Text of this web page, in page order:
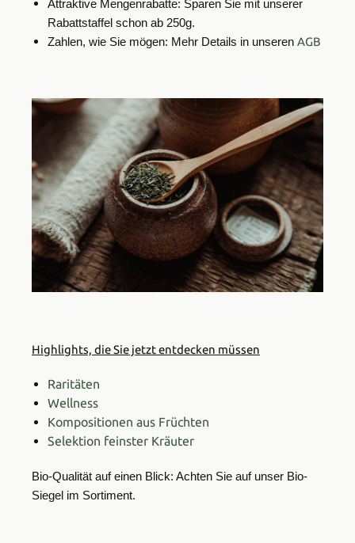
Attraktive Mengenrabatte: Sparen Sie mit unserer
Rabattstaffel schon ab 250g.
Zahlen, wie Sie mögen: Mehr Details in unseren AGB
Highlights, die Sie jetzt entdecken müssen
Raritäten
Wellness
Kompositionen aus Früchten
Selektion feinster Kräuter
Bio-Qualität auf einen Blick: Achten Sie auf unser Bio-
Siegel im Sortiment.